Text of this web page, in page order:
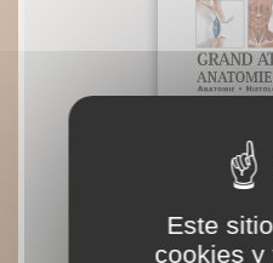
Este
cookies y